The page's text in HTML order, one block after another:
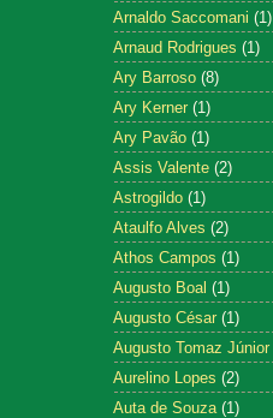
Arnaldo Saccomani (1)
Arnaud Rodrigues (1)
Ary Barroso (8)
Ary Kerner (1)
Ary Pavão (1)
Assis Valente (2)
Astrogildo (1)
Ataulfo Alves (2)
Athos Campos (1)
Augusto Boal (1)
Augusto César (1)
Augusto Tomaz Júnior
Aurelino Lopes (2)
Auta de Souza (1)